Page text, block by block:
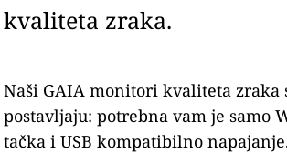
kvaliteta zraka.
Naši GAIA monitori kvaliteta zraka
postavljaju: potrebna vam je samo
tačka i USB kompatibilno